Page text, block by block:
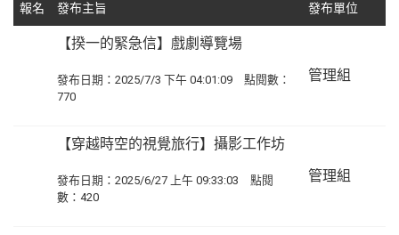
報名 發布主旨 發布單位
【揆一的緊急信】戲劇導覽場
發布日期：2025/7/3 下午 04:01:09 點閱數：
770
管理組
【穿越時空的視覺旅行】攝影工作坊
發布日期：2025/6/27 上午 09:33:03 點閱
數：420
管理組